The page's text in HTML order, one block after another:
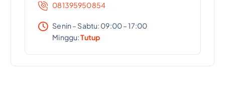
081395950854
Senin – Sabtu: 09:00 – 17:00
Minggu:Tutup